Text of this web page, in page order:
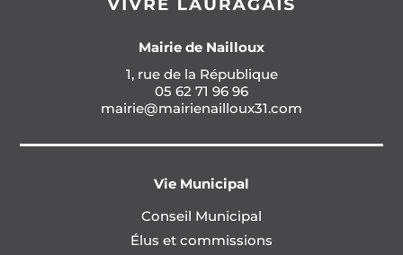
Mairie de Nailloux
1, rue de la République
05 62 71 96 96
mairie@mairienailloux31.com
Vie Municipal
Conseil Municipal
Élus et commissions